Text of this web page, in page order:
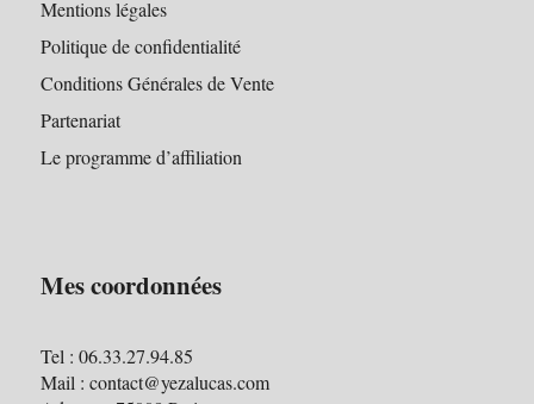
Mentions légales
Politique de confidentialité
Conditions Générales de Vente
Partenariat
Le programme d’affiliation
Mes coordonnées
Tel : 06.33.27.94.85
Mail : contact@yezalucas.com